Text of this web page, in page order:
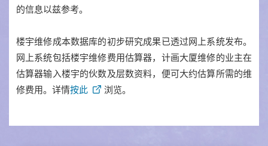
的信息以兹参考。
楼宇维修成本数据库的初步研究成果已透过网上系统发布。
网上系统包括楼宇维修费用估算器，计画大厦维修的业主在
估算器输入楼宇的伙数及层数资料，便可大约估算所需的维
修费用。详情按此 浏览。